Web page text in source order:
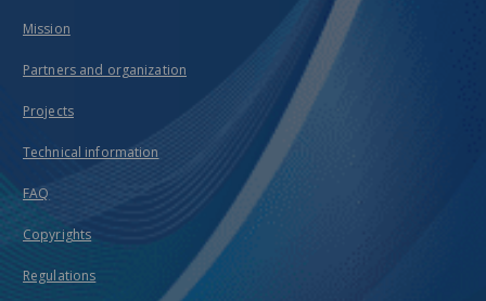
Mission
Partners and organization
Projects
Technical information
FAQ
Copyrights
Regulations